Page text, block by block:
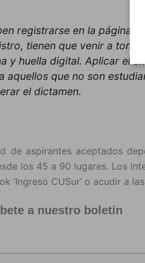
registrarse en la página
tienen que venir a
y huella digital. Aplicar el
aquellos que no son
el dictamen.
de aspirantes aceptados
los 45 a 90 lugares. Los
‘Ingreso CUSur’ o acudir a
a nuestro boletín